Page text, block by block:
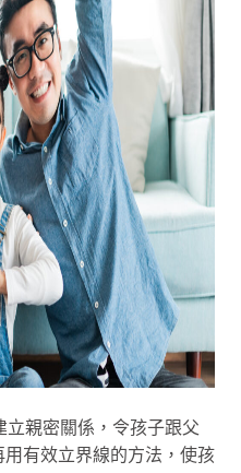
親密關係，令孩子跟父
有效立界線的方法，使孩